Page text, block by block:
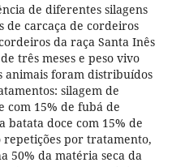
de diferentes silagens
de carcaça de cordeiros
da raça Santa Inês
três meses e peso vivo
animais foram distribuídos
silagem de
com 15% de fubá de
batata doce com 15% de
repetições por tratamento,
50% da matéria seca da